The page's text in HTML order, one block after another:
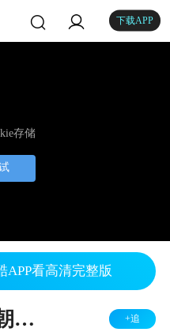
下载APP
存储
APP看高清完整版
回到明朝当王爷之杨凌传 +追